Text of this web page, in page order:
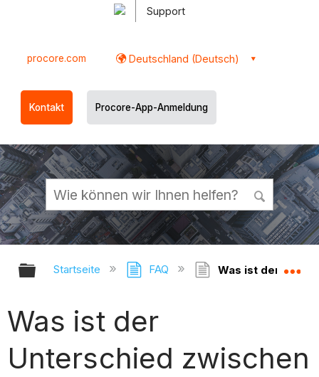
Support
procore.com Deutschland (Deutsch)
Kontakt Procore-App-Anmeldung
Globale Hierarchie auf- und
Startseite FAQ Was ist der
Was ist der
Unterschied zwischen